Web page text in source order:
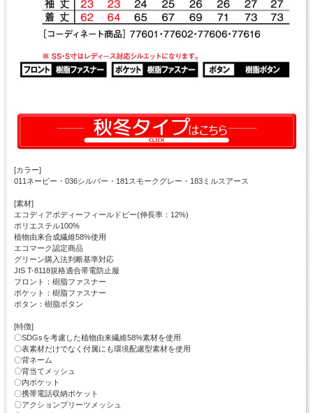
[カラー]
011ネービー・036シルバー・181スモークグレー・183ミルスアース
[素材]
エコディアボディーフィールドビー(伸長率：12%)
ポリエステル100%
植物由来合成繊維58%使用
エコマーク認定商品
グリーン購入法判断基準対応
JIS T-8118規格適合帯電防止服
フロント：樹脂ファスナー
ポケット：樹脂ファスナー
ボタン：樹脂ボタン
[特徴]
〇SDGsを考慮した植物由来繊維58%素材を使用
〇表素材だけでなく付属にも環境配慮型素材を使用
〇背ネーム
〇背当てメッシュ
〇内ポケット
〇携帯電話収納ポケット
〇アクションプリーツメッシュ